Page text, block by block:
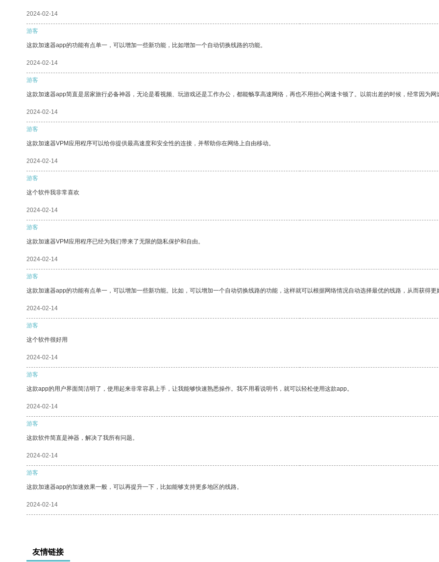
2024-02-14
游客
这款加速器app的功能有点单一，可以增加一些新功能，比如增加一个自动切换线路的功能。
2024-02-14
游客
这款加速器app简直是居家旅行必备神器，无论是看视频、玩游戏还是工作办公，都能畅享高速网络，再也不用担心网速卡顿了。以前出差的时候，经常因为
2024-02-14
游客
这款加速器VPM应用程序可以给你提供最高速度和安全性的连接，并帮助你在网络上自由移动。
2024-02-14
游客
这个软件我非常喜欢
2024-02-14
游客
这款加速器VPM应用程序已经为我们带来了无限的隐私保护和自由。
2024-02-14
游客
这款加速器app的功能有点单一，可以增加一些新功能。比如，可以增加一个自动切换线路的功能，这样就可以根据网络情况自动选择最优的线路，从而获得更
2024-02-14
游客
这个软件很好用
2024-02-14
游客
这款app的用户界面简洁明了，使用起来非常容易上手，让我能够快速熟悉操作。我不用看说明书，就可以轻松使用这款app。
2024-02-14
游客
这款软件简直是神器，解决了我所有问题。
2024-02-14
游客
这款加速器app的加速效果一般，可以再提升一下，比如能够支持更多地区的线路。
2024-02-14
友情链接